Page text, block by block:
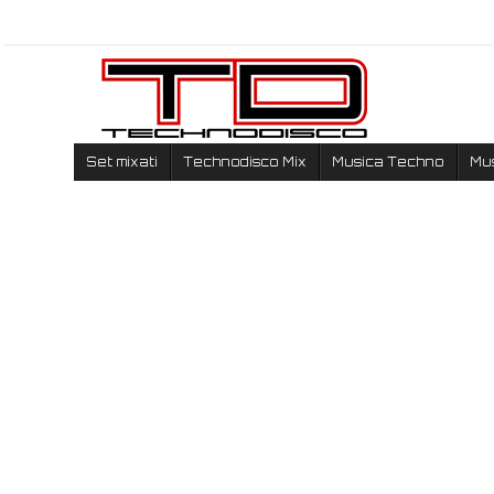
Set mixati Technodisco Mix Musica Techno